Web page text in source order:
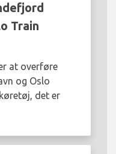
Train
at overføre
og Oslo
det er